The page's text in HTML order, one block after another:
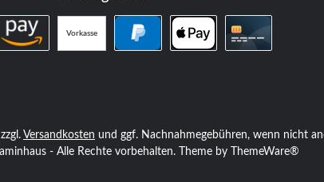
Vorkasse
Versandkosten und ggf. Nachnahmegebühren, wenn nicht
- Alle Rechte vorbehalten. Theme by
ThemeWare®